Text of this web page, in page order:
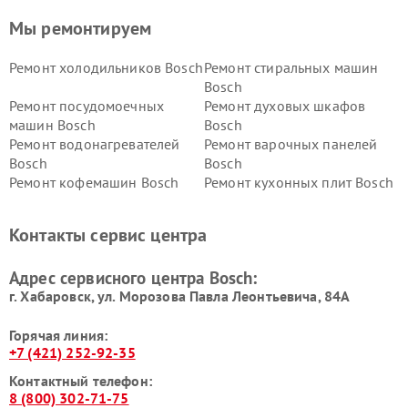
Мы ремонтируем
Ремонт холодильников BoschРемонт стиральных машин
Bosch
Ремонт посудомоечных
машин Bosch
Ремонт духовых шкафов
Bosch
Ремонт водонагревателей
Bosch
Ремонт варочных панелей
Bosch
Ремонт кофемашин Bosch
Ремонт кухонных плит Bosch
Ремонт сушильных автоматовРемонт морозильных камер
Контакты сервис центра
Адрес сервисного центра Bosch:
г. Хабаровск, ул. Морозова Павла Леонтьевича, 84А
Горячая линия:
+7 (421) 252-92-35
Контактный телефон:
8 (800) 302-71-75